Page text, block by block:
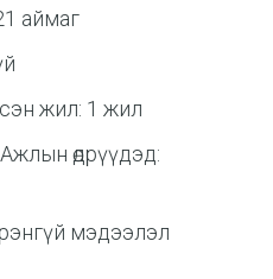
аймаг
жил: 1 жил
өдрүүдэд:
мэдээлэл